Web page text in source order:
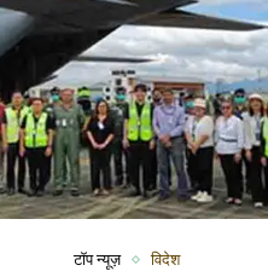
टॉप न्यूज़ विदेश